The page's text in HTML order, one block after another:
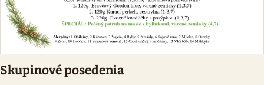
Skupinové posedenia